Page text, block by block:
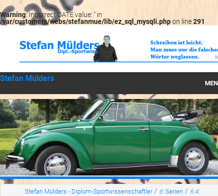
Warning: Incorrect DATE value: '' in
/var/customers/webs/stefanmue/lib/ez_sql_mysqli.phpon line291
Stefan Mülders
Startseite
Können
Wirken
Werte
LesBarStefan Mülders - Diplom-Sportwissenschaftler / 6:Serien / 6.4: